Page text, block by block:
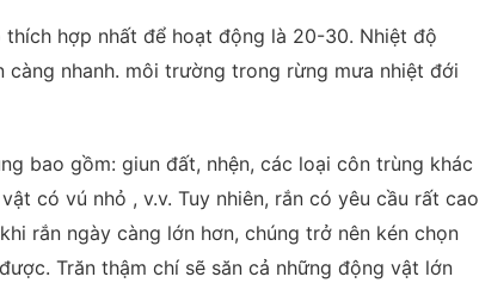
hợp nhất để hoạt động là 20-30. Nhiệt độ
nhanh. môi trường trong rừng mưa nhiệt đới
bao gồm: giun đất, nhện, các loại côn trùng khác
có vú nhỏ , v.v. Tuy nhiên, rắn có yêu cầu rất cao
rắn ngày càng lớn hơn, chúng trở nên kén chọn
Trăn thậm chí sẽ săn cả những động vật lớn